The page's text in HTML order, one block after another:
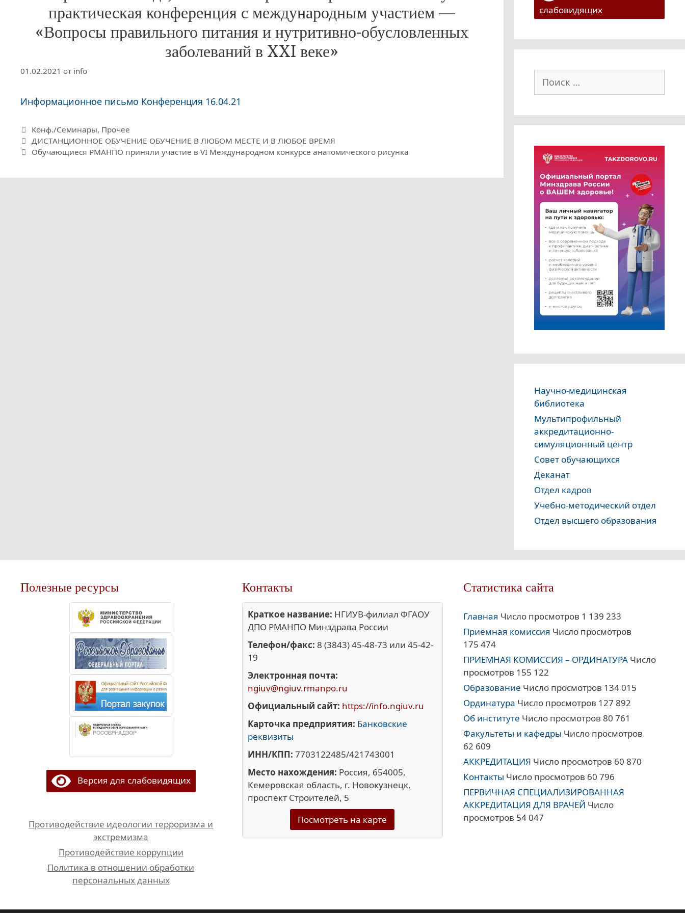
практическая конференция с международным участием —
«Вопросы правильного питания и нутритивно-обусловленных
заболеваний в XXI веке»
01.02.2021 от info
Информационное письмо Конференция 16.04.21
Рубрики
Конф./Семинары, Прочее
ДИСТАНЦИОННОЕ ОБУЧЕНИЕ ОБУЧЕНИЕ В ЛЮБОМ МЕСТЕ И В ЛЮБОЕ ВРЕМЯ
Обучающиеся РМАНПО приняли участие в VI Международном конкурсе анатомического рисунка
слабовидящих
Научно-медицинская
библиотека
Мультипрофильный
аккредитационно-
симуляционный центр
Совет обучающихся
Деканат
Отдел кадров
Учебно-методический отдел
Отдел высшего образования
Полезные ресурсы
Версия для слабовидящих
Противодействие идеологии терроризма и
экстремизма
Противодействие коррупции
Политика в отношении обработки
персональных данных
Контакты
Краткое название: НГИУВ-филиал ФГАОУ
ДПО РМАНПО Минздрава России
Телефон/факс: 8 (3843) 45-48-73 или 45-42-
19
Электронная почта:
ngiuv@ngiuv.rmanpo.ru
Официальный сайт: https://info.ngiuv.ru
Карточка предприятия: Банковские
реквизиты
ИНН/КПП: 7703122485/421743001
Место нахождения: Россия, 654005,
Кемеровская область, г. Новокузнецк,
проспект Строителей, 5
Посмотреть на карте
Статистика сайта
Главная Число просмотров 1 139 233
Приёмная комиссия Число просмотров
175 474
ПРИЕМНАЯ КОМИССИЯ – ОРДИНАТУРА Число
просмотров 155 122
Образование Число просмотров 134 015
Ординатура Число просмотров 127 892
Об институте Число просмотров 80 761
Факультеты и кафедры Число просмотров
62 609
АККРЕДИТАЦИЯ Число просмотров 60 870
Контакты Число просмотров 60 796
ПЕРВИЧНАЯ СПЕЦИАЛИЗИРОВАННАЯ
АККРЕДИТАЦИЯ ДЛЯ ВРАЧЕЙ Число
просмотров 54 047